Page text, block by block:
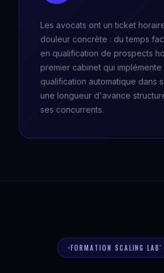
Les avocats ont un ticket
douleur concrète : du temps
en qualification de prospects
premier cabinet qui
qualification automatique dans
une longueur d'avance
ses concurrents.
FORMATION SCALING LAB'